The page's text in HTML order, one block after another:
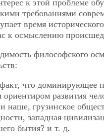
к этой проблеме
требованиями
время
к осмыслению
философского
что доминирующее
развития
наше, грузинское
западная
бытия? и т. д.